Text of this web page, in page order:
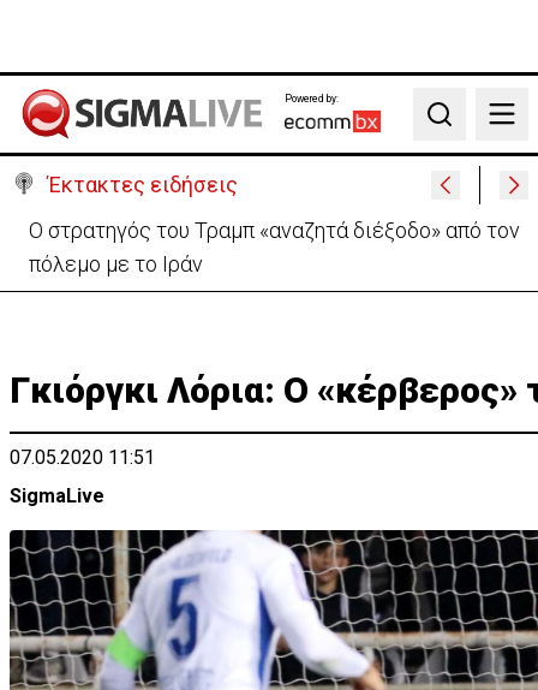
Powered by:
Search
Έκτακτες ειδήσεις
Απόπειρα φόνου σε μοναστήρι: 6ημερη κράτηση
στον μοναχό – Τι προηγήθηκε
Γκιόργκι Λόρια: Ο «κέρβερος»
07.05.2020 11:51
SigmaLive